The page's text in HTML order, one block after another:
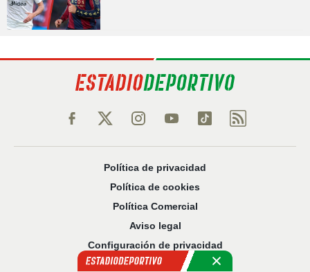
Política de privacidad
Política de cookies
Política Comercial
Aviso legal
Configuración de privacidad
Sobre nosotros